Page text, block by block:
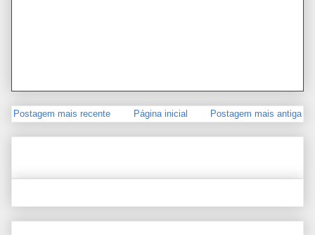
Postagem mais recente Postagem mais antiga
Página inicial